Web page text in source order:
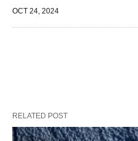
OCT 24, 2024
RELATED POST